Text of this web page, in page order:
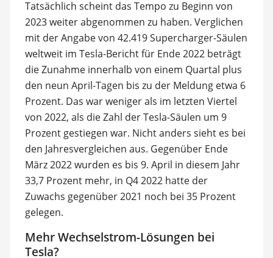
Tatsächlich scheint das Tempo zu Beginn von
2023 weiter abgenommen zu haben. Verglichen
mit der Angabe von 42.419 Supercharger-Säulen
weltweit im Tesla-Bericht für Ende 2022 beträgt
die Zunahme innerhalb von einem Quartal plus
den neun April-Tagen bis zu der Meldung etwa 6
Prozent. Das war weniger als im letzten Viertel
von 2022, als die Zahl der Tesla-Säulen um 9
Prozent gestiegen war. Nicht anders sieht es bei
den Jahresvergleichen aus. Gegenüber Ende
März 2022 wurden es bis 9. April in diesem Jahr
33,7 Prozent mehr, in Q4 2022 hatte der
Zuwachs gegenüber 2021 noch bei 35 Prozent
gelegen.
Mehr Wechselstrom-Lösungen bei
Tesla?